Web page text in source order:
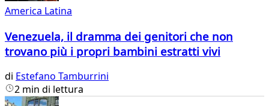
America Latina
Venezuela, il dramma dei genitori che non
trovano più i propri bambini estratti vivi
di Estefano Tamburrini
2 min di lettura